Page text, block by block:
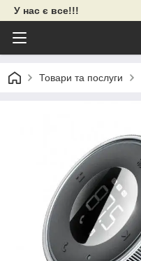
У нас є все!!!
Товари та послуги